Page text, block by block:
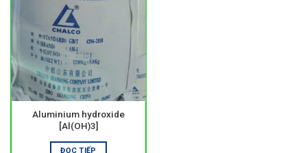
Aluminium hydroxide
[Al(OH)3]
ĐỌC TIẾP